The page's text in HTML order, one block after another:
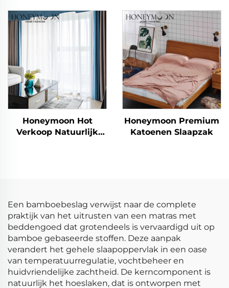
Dekbedovertrekken
Katoen Microvezel
Deken Laken &
Dekbedovertrekken
Honeymoon Hot
Verkoop Natuurlijk
Honeymoon Premium
Katoenen Slaapzak
Een bamboebeslag verwijst naar de complete
praktijk van het uitrusten van een matras met
beddengoed dat grotendeels is vervaardigd uit op
bamboe gebaseerde stoffen. Deze aanpak
verandert het gehele slaapoppervlak in een oase
van temperatuurregulatie, vochtbeheer en
huidvriendelijke zachtheid. De kerncomponent is
natuurlijk het hoeslaken, dat is ontworpen met